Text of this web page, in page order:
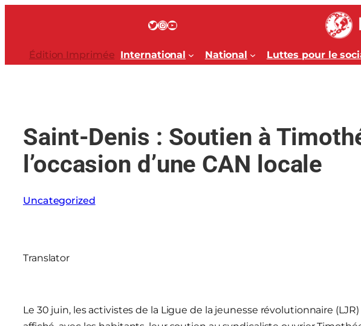
Twitter InstagramYouTube
Édition Imprimée International National Luttes pour le
Saint-Denis : Soutien à
l’occasion d’une CAN locale
Uncategorized
Translator
Le 30 juin, les activistes de la Ligue de la jeunesse révolutionnaire